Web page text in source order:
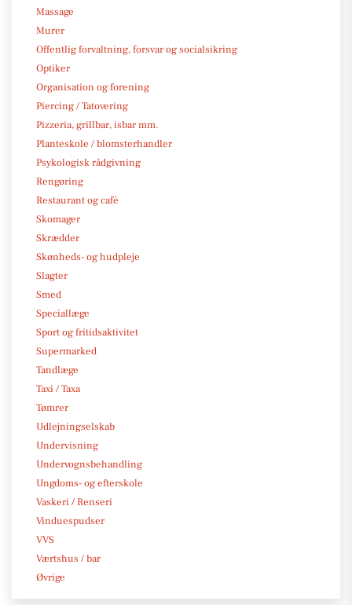
Massage
Murer
Offentlig forvaltning, forsvar og socialsikring
Optiker
Organisation og forening
Piercing / Tatovering
Pizzeria, grillbar, isbar mm.
Planteskole / blomsterhandler
Psykologisk rådgivning
Rengøring
Restaurant og café
Skomager
Skrædder
Skønheds- og hudpleje
Slagter
Smed
Speciallæge
Sport og fritidsaktivitet
Supermarked
Tandlæge
Taxi / Taxa
Tømrer
Udlejningselskab
Undervisning
Undervognsbehandling
Ungdoms- og efterskole
Vaskeri / Renseri
Vinduespudser
VVS
Værtshus / bar
Øvrige